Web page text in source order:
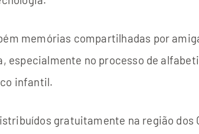
memórias compartilhadas por
no processo de
infantil.
gratuitamente na região dos